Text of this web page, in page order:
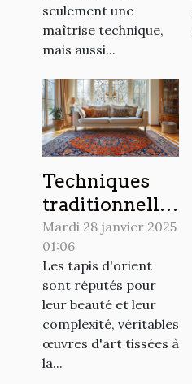
seulement une
maîtrise technique,
mais aussi...
Techniques
traditionnelles
et modernes
pour le
nettoyage de
tapis d'orient
Mardi 28 janvier 2025
01:06
Les tapis d'orient
sont réputés pour
leur beauté et leur
complexité, véritables
œuvres d'art tissées à
la...